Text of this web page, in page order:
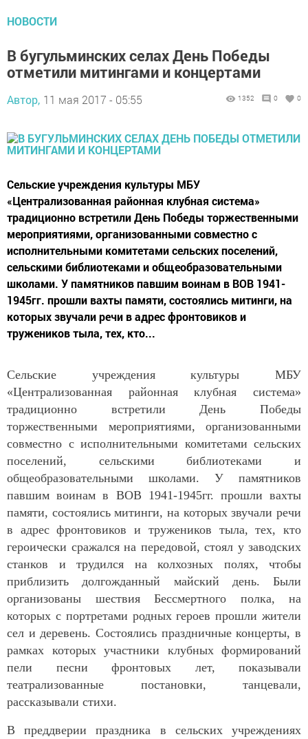
НОВОСТИ
В бугульминских селах День Победы
отметили митингами и концертами
Автор, 11 мая 2017 - 05:55 1352 0 0
Сельские учреждения культуры МБУ
«Централизованная районная клубная система»
традиционно встретили День Победы торжественными
мероприятиями, организованными совместно с
исполнительными комитетами сельских поселений,
сельскими библиотеками и общеобразовательными
школами. У памятников павшим воинам в ВОВ 1941-
1945гг. прошли вахты памяти, состоялись митинги, на
которых звучали речи в адрес фронтовиков и
тружеников тыла, тех, кто...
Сельские учреждения культуры МБУ
«Централизованная районная клубная система»
традиционно встретили День Победы
торжественными мероприятиями, организованными
совместно с исполнительными комитетами сельских
поселений, сельскими библиотеками и
общеобразовательными школами. У памятников
павшим воинам в ВОВ 1941-1945гг. прошли вахты
памяти, состоялись митинги, на которых звучали речи
в адрес фронтовиков и тружеников тыла, тех, кто
героически сражался на передовой, стоял у заводских
станков и трудился на колхозных полях, чтобы
приблизить долгожданный майский день. Были
организованы шествия Бессмертного полка, на
которых с портретами родных героев прошли жители
сел и деревень. Состоялись праздничные концерты, в
рамках которых участники клубных формирований
пели песни фронтовых лет, показывали
театрализованные постановки, танцевали,
рассказывали стихи.
В преддверии праздника в сельских учреждениях